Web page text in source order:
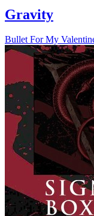
Gravity
Bullet For My